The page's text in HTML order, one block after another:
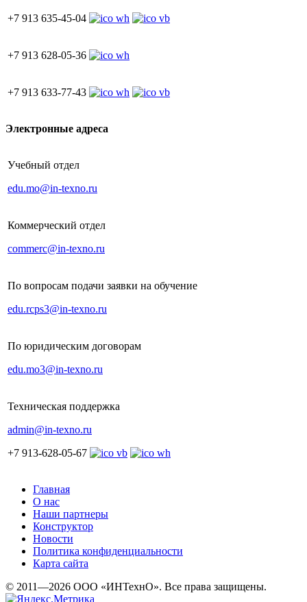
+7 913 635-45-04
+7 913 628-05-36
+7 913 633-77-43
Электронные адреса
Учебный отдел
edu.mo@in-texno.ru
Коммерческий отдел
commerc@in-texno.ru
По вопросам подачи заявки на обучение
edu.rcps3@in-texno.ru
По юридическим договорам
edu.mo3@in-texno.ru
Техническая поддержка
admin@in-texno.ru
+7 913-628-05-67
Главная
О нас
Наши партнеры
Конструктор
Новости
Политика конфиденциальности
Карта сайта
© 2011—2026 ООО «ИНТехнО». Все права защищены.